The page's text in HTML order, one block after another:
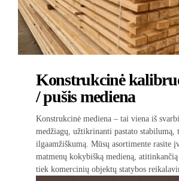
Konstrukcinė
/ pušis mediena
Konstrukcinė mediena – tai viena iš
medžiagų, užtikrinanti pastato
ilgaamžiškumą. Mūsų asortimente rasite
matmenų kokybišką medieną,
tiek komercinių objektų statybos